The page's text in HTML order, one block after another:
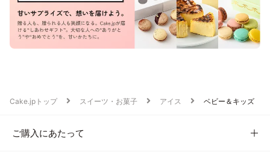
Cake.jpトップ スイーツ・お菓子 アイス ベビー＆キッズ
ご購入にあたって